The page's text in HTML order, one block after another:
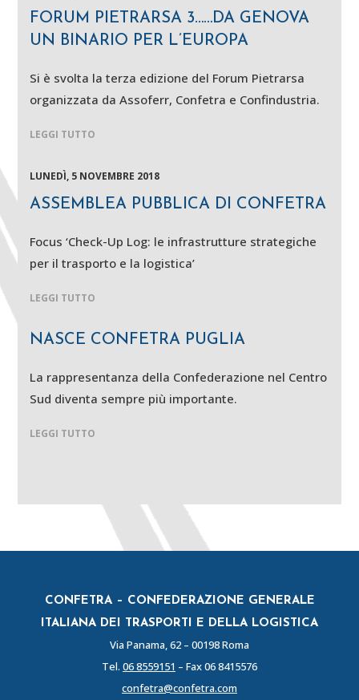
FORUM PIETRARSA 3……DA GENOVA
UN BINARIO PER L’EUROPA
Si è svolta la terza edizione del Forum Pietrarsa
organizzata da Assoferr, Confetra e Confindustria.
LEGGI TUTTO
LUNEDÌ, 5 NOVEMBRE 2018
ASSEMBLEA PUBBLICA DI CONFETRA
Focus ‘Check-Up Log: le infrastrutture strategiche
per il trasporto e la logistica’
LEGGI TUTTO
NASCE CONFETRA PUGLIA
La rappresentanza della Confederazione nel Centro
Sud diventa sempre più importante.
LEGGI TUTTO
CONFETRA – CONFEDERAZIONE GENERALE
ITALIANA DEI TRASPORTI E DELLA LOGISTICA
Via Panama, 62 – 00198 Roma
Tel. 06 8559151 – Fax 06 8415576
confetra@confetra.com